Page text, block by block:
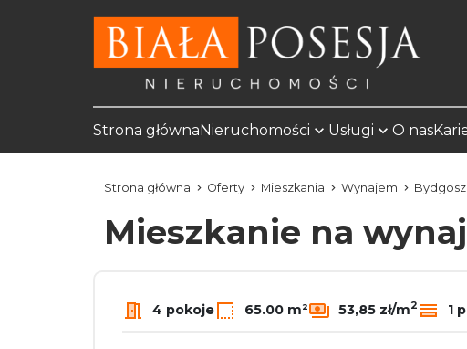
Strona głównaNieruchomości Usługi O nas
Strona główna Oferty Mieszkania Wynajem
Mieszkanie na
4 pokoje 65.00 m² 53,85 zł/m2 1